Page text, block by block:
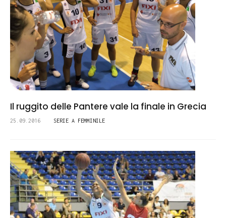
Il ruggito delle Pantere vale la finale in Grecia
25.09.2016 SERIE A FEMMINILE